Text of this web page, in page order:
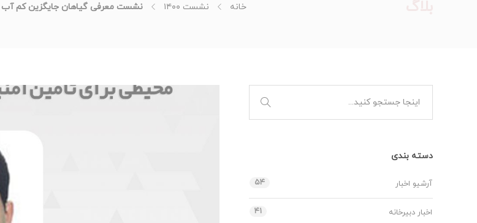
خانه نشست ۱۴۰۰ نشست معرفی گیاهان جایگزین کم آب
دسته بندی
آرشیو اخبار ۵۴
اخبار دبیرخانه ۴۱